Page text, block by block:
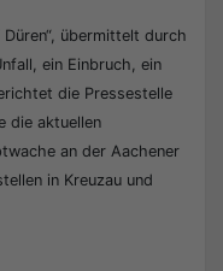
übermittelt durch
ein Einbruch, ein
die Pressestelle
die aktuellen
an der Aachener
in Kreuzau und